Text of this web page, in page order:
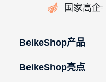
 国家高企：
BeikeShop产品
BeikeShop亮点